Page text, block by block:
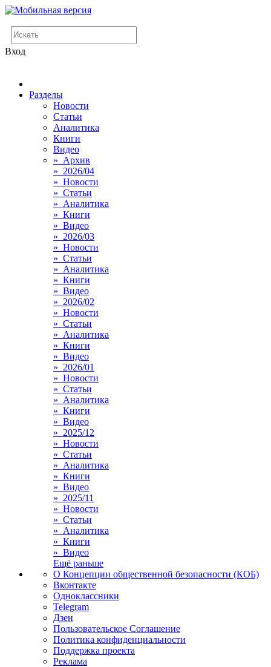
Вход
Разделы
Новости
Статьи
Аналитика
Книги
Видео
» Архив
» 2026/04
» Новости
» Статьи
» Аналитика
» Книги
» Видео
» 2026/03
» Новости
» Статьи
» Аналитика
» Книги
» Видео
» 2026/02
» Новости
» Статьи
» Аналитика
» Книги
» Видео
» 2026/01
» Новости
» Статьи
» Аналитика
» Книги
» Видео
» 2025/12
» Новости
» Статьи
» Аналитика
» Книги
» Видео
» 2025/11
» Новости
» Статьи
» Аналитика
» Книги
» Видео
Ещё раньше
О Концепции общественной безопасности (КОБ)
Вконтакте
Одноклассники
Telegram
Дзен
Пользовательское Соглашение
Политика конфиденциальности
Поддержка проекта
Реклама